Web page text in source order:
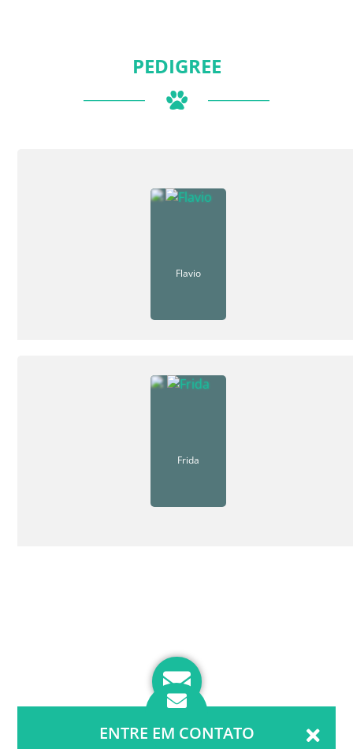
PEDIGREE
Flavio
Frida
ENTRE EM CONTATO